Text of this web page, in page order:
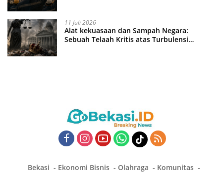
11 Juli 2026
Alat kekuasaan dan Sampah Negara:
Sebuah Telaah Kritis atas Turbulensi
Bekasi Ekonomi Bisnis Olahraga
Komunitas